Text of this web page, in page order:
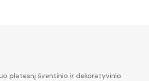
platesnį šventinio ir dekoratyvinio